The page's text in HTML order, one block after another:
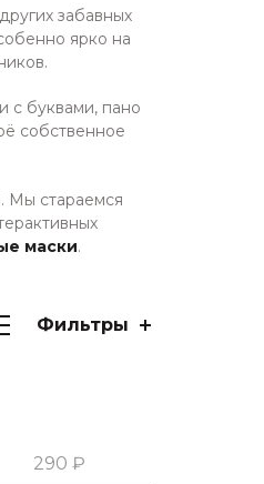
забавных
ярко на
с буквами, пано
собственное
Мы стараемся
маски.
Фильтры
290 ₽